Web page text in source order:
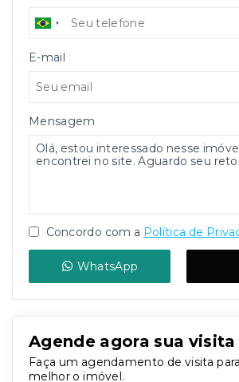
E-mail
Mensagem
Concordo com a Política de
WhatsApp
Agende agora sua visita
Faça um agendamento de visita
melhor o imóvel.